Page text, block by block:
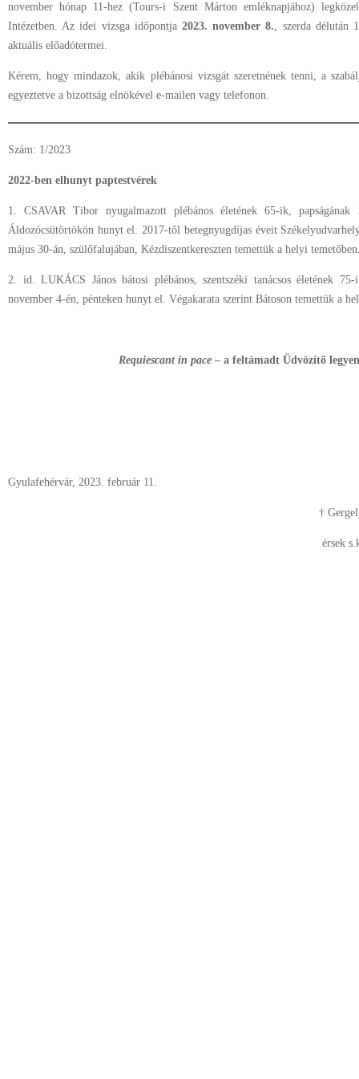
november hónap 11-hez (Tours-i Szent Márton emléknapjához)
Intézetben. Az idei vizsga időpontja 2023. november 8., szerda délután
aktuális előadótermei.
Kérem, hogy mindazok, akik plébánosi vizsgát szeretnének tenni, a
egyeztetve a bizottság elnökével e-mailen vagy telefonon.
Szám: 1/2023
2022-ben elhunyt paptestvérek
1. CSAVAR Tibor nyugalmazott plébános életének 65-ik,
Áldozócsütörtökön hunyt el. 2017-től betegnyugdíjas éveit
május 30-án, szülőfalujában, Kézdiszentkereszten temettük a helyi
2. id. LUKÁCS János bátosi plébános, szentszéki tanácsos életének
november 4-én, pénteken hunyt el. Végakarata szerint Bátoson temettük a
Requiescant in pace– a feltámadt Üdvözítő
Gyulafehérvár, 2023. február 11.
†
érsek